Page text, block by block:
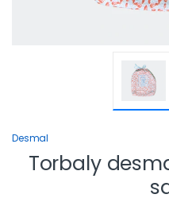
Desmal
Torbaly